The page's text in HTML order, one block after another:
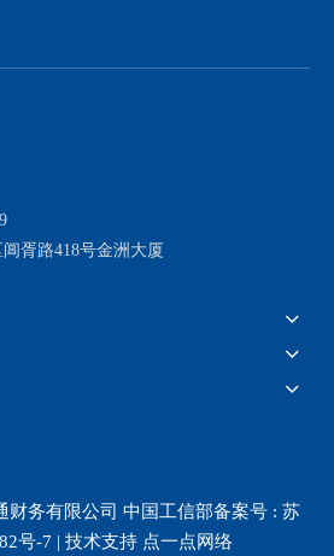
胥路418号金洲大厦
财务有限公司 中国工信部备案号 : 苏
号-7 | 技术支持 点一点网络